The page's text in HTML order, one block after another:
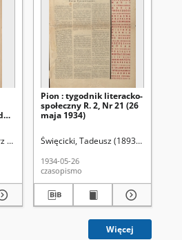
(1892-1930)
Pion : tygodnik literacko-
społeczny R. 2, Nr 21 (26
maja 1934)
Święcicki, Tadeusz (1893-1973). Red.
1934-05-26
czasopismo
Więcej